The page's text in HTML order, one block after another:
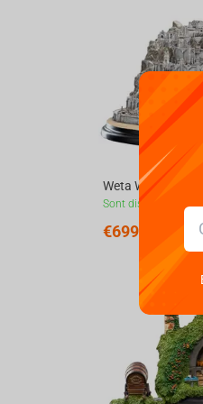
Sont disponibles
€699.